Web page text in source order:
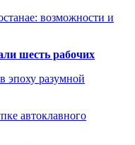
возможности и
шесть рабочих
эпоху разумной
автоклавного